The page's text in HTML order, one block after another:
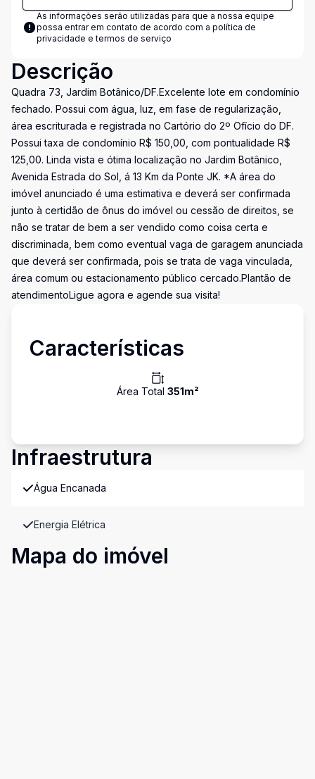
As informações serão utilizadas para que a nossa equipe
possa entrar em contato de acordo com a política de
privacidade e termos de serviço
Descrição
Quadra 73, Jardim Botânico/DF.Excelente lote em condomínio
fechado. Possui com água, luz, em fase de regularização,
área escriturada e registrada no Cartório do 2º Ofício do DF.
Possui taxa de condomínio R$ 150,00, com pontualidade R$
125,00. Linda vista e ótima localização no Jardim Botânico,
Avenida Estrada do Sol, á 13 Km da Ponte JK. *A área do
imóvel anunciado é uma estimativa e deverá ser confirmada
junto à certidão de ônus do imóvel ou cessão de direitos, se
não se tratar de bem a ser vendido como coisa certa e
discriminada, bem como eventual vaga de garagem anunciada
que deverá ser confirmada, pois se trata de vaga vinculada,
área comum ou estacionamento público cercado.Plantão de
atendimentoLigue agora e agende sua visita!
Características
Área Total 351m²
Infraestrutura
Água Encanada
Energia Elétrica
Mapa do imóvel